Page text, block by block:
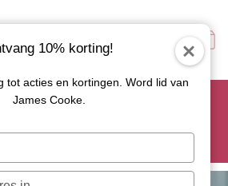
nu met 15% korting en
alleen op geselecteerde artikelen met
10% korting!
tot acties en kortingen. Word lid van
James Cooke.